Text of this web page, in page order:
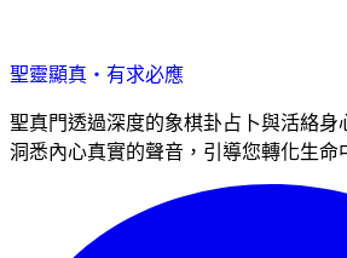
聖靈顯真・有求必應
聖真門透過深度的象棋卦占卜與活絡身
洞悉內心真實的聲音，引導您轉化生命